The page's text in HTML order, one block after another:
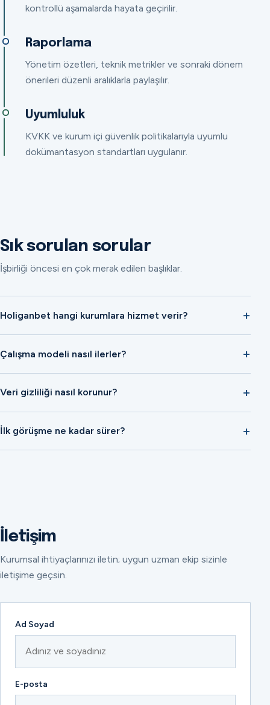
kontrollü aşamalarda hayata geçirilir.
Raporlama
Yönetim özetleri, teknik metrikler ve sonraki dönem
önerileri düzenli aralıklarla paylaşılır.
Uyumluluk
KVKK ve kurum içi güvenlik politikalarıyla uyumlu
dokümantasyon standartları uygulanır.
Sık sorulan sorular
İşbirliği öncesi en çok merak edilen başlıklar.
Holiganbet hangi kurumlara hizmet verir?
Çalışma modeli nasıl ilerler?
Veri gizliliği nasıl korunur?
İlk görüşme ne kadar sürer?
İletişim
Kurumsal ihtiyaçlarınızı iletin; uygun uzman ekip sizinle
iletişime geçsin.
Ad Soyad
E-posta